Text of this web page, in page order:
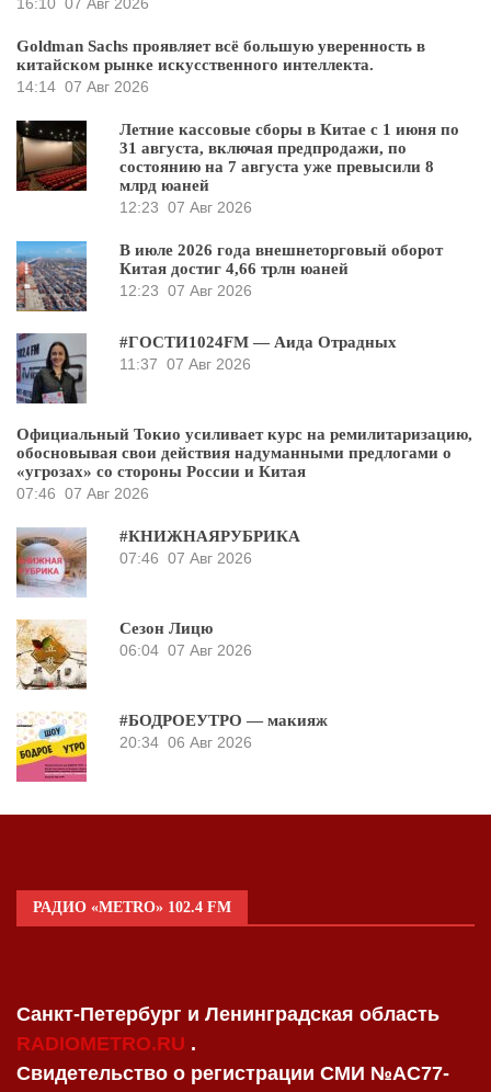
Goldman Sachs проявляет всё большую уверенность в
китайском рынке искусственного интеллекта.
14:14 07 Авг 2026
Летние кассовые сборы в Китае с 1 июня по
31 августа, включая предпродажи, по
состоянию на 7 августа уже превысили 8
млрд юаней
12:23 07 Авг 2026
В июле 2026 года внешнеторговый оборот
Китая достиг 4,66 трлн юаней
12:23 07 Авг 2026
#ГОСТИ1024FM — Аида Отрадных
11:37 07 Авг 2026
Официальный Токио усиливает курс на ремилитаризацию,
обосновывая свои действия надуманными предлогами о
«угрозах» со стороны России и Китая
07:46 07 Авг 2026
#КНИЖНАЯРУБРИКА
07:46 07 Авг 2026
Сезон Лицю
06:04 07 Авг 2026
#БОДРОЕУТРО — макияж
20:34 06 Авг 2026
РАДИО «METRO» 102.4 FM
Санкт-Петербург и Ленинградская область
RADIOMETRO.RU .
Свидетельство о регистрации СМИ №AC77-